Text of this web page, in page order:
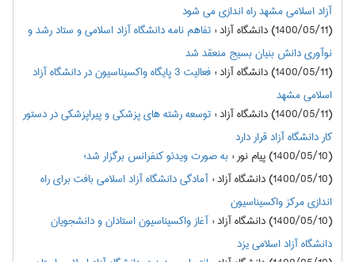
آزاد اسلامی مشهد راه اندازی می شود
(1400/05/11) دانشگاه آزاد
:تفاهم نامه دانشگاه آزاد اسلامی و ستاد رشد و
نوآوری دانش بنیان بسیج منعقد شد
(1400/05/11) دانشگاه آزاد
:
فعالیت 3 پایگاه واکسیناسیون در دانشگاه آزاد
اسلامی مشهد
(1400/05/11) دانشگاه آزاد
:توسعه رشته های پزشکی و پیراپزشکی در دستور
کار دانشگاه آزاد قرار دارد
(1400/05/10) پیام نور
:به صورت ویدئو کنفرانس برگزار شد؛
(1400/05/10) دانشگاه آزاد
:آمادگی دانشگاه آزاد اسلامی بافت برای راه
اندازی مرکز واکسیناسیون
(1400/05/10) دانشگاه آزاد
:آغاز واکسیناسیون استادان و دانشجویان
دانشگاه آزاد اسلامی یزد